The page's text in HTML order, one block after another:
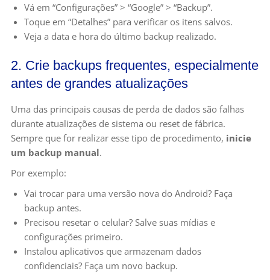
Vá em “Configurações” > “Google” > “Backup”.
Toque em “Detalhes” para verificar os itens salvos.
Veja a data e hora do último backup realizado.
2. Crie backups frequentes, especialmente
antes de grandes atualizações
Uma das principais causas de perda de dados são falhas
durante atualizações de sistema ou reset de fábrica.
Sempre que for realizar esse tipo de procedimento, inicie
um backup manual.
Por exemplo:
Vai trocar para uma versão nova do Android? Faça
backup antes.
Precisou resetar o celular? Salve suas mídias e
configurações primeiro.
Instalou aplicativos que armazenam dados
confidenciais? Faça um novo backup.